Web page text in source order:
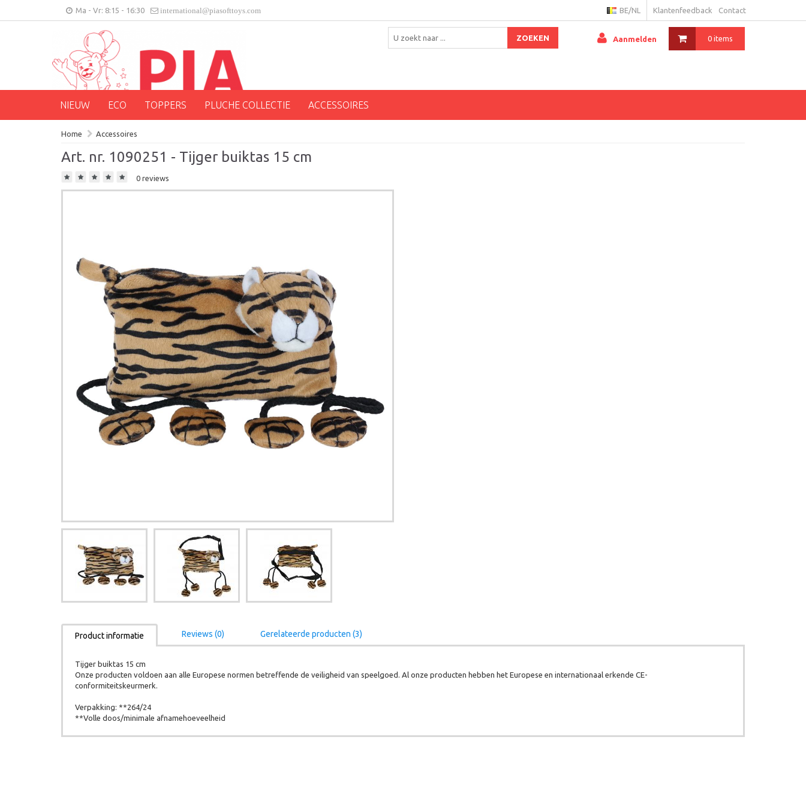
Ma - Vr: 8:15 - 16:30 international@piasofttoys.com Klantenfeedback Contact
BE/NL
0 items
Aanmelden
ZOEKEN
NIEUW ECO TOPPERS PLUCHE COLLECTIE ACCESSOIRES
Home Accessoires
Art. nr. 1090251 - Tijger buiktas 15 cm
0 reviews
Product informatie Reviews (0) Gerelateerde producten (3)
Tijger buiktas 15 cm
Onze producten voldoen aan alle Europese normen betreffende de veiligheid van speelgoed. Al onze producten hebben het Europese en internationaal erkende CE-
conformiteitskeurmerk.
Verpakking: **264/24
**Volle doos/minimale afnamehoeveelheid